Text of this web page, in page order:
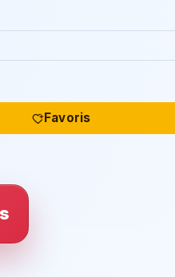
Favoris